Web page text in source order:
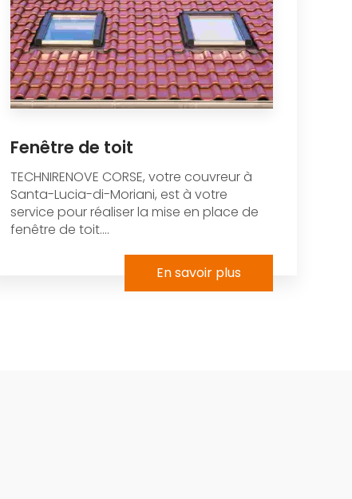
Fenêtre de toit
TECHNIRENOVE CORSE, votre couvreur à
Santa-Lucia-di-Moriani, est à votre
service pour réaliser la mise en place de
fenêtre de toit....
En savoir plus